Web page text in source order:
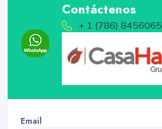
Contáctenos
+ 1 (786) 8456065
Email